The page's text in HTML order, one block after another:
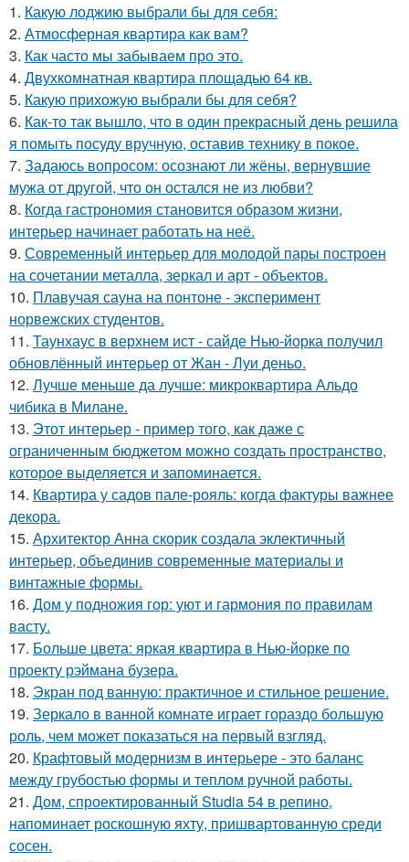
1. Какую лоджию выбрали бы для себя:
2. Атмосферная квартира как вам?
3. Как часто мы забываем про это.
4. Двухкомнатная квартира площадью 64 кв.
5. Какую прихожую выбрали бы для себя?
6. Как-то так вышло, что в один прекрасный день решила
я помыть посуду вручную, оставив технику в покое.
7. Задаюсь вопросом: осознают ли жёны, вернувшие
мужа от другой, что он остался не из любви?
8. Когда гастрономия становится образом жизни,
интерьер начинает работать на неё.
9. Современный интерьер для молодой пары построен
на сочетании металла, зеркал и арт - объектов.
10. Плавучая сауна на понтоне - эксперимент
норвежских студентов.
11. Таунхаус в верхнем ист - сайде Нью-йорка получил
обновлённый интерьер от Жан - Луи деньо.
12. Лучше меньше да лучше: микроквартира Альдо
чибика в Милане.
13. Этот интерьер - пример того, как даже с
ограниченным бюджетом можно создать пространство,
которое выделяется и запоминается.
14. Квартира у садов пале-рояль: когда фактуры важнее
декора.
15. Архитектор Анна скорик создала эклектичный
интерьер, объединив современные материалы и
винтажные формы.
16. Дом у подножия гор: уют и гармония по правилам
васту.
17. Больше цвета: яркая квартира в Нью-йорке по
проекту рэймана бузера.
18. Экран под ванную: практичное и стильное решение.
19. Зеркало в ванной комнате играет гораздо большую
роль, чем может показаться на первый взгляд.
20. Крафтовый модернизм в интерьере - это баланс
между грубостью формы и теплом ручной работы.
21. Дом, спроектированный Studia 54 в репино,
напоминает роскошную яхту, пришвартованную среди
сосен.